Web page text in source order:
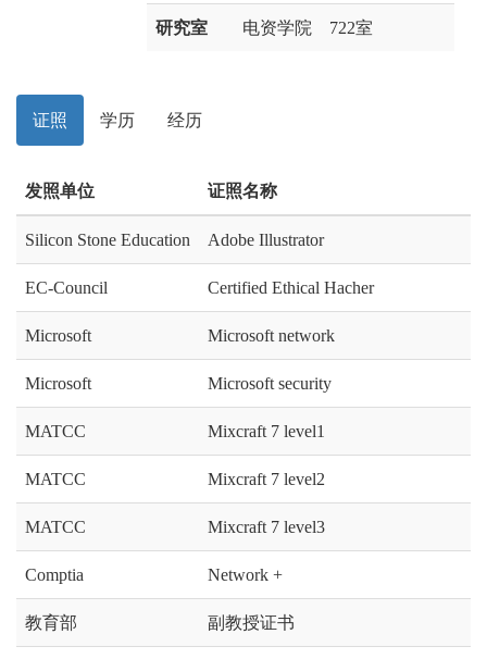
研究室 电资学院 722室
证照 学历 经历
发照单位 证照名称
Silicon Stone Education Adobe Illustrator
EC-Council Certified Ethical Hacher
Microsoft Microsoft network
Microsoft Microsoft security
MATCC Mixcraft 7 level1
MATCC Mixcraft 7 level2
MATCC Mixcraft 7 level3
Comptia Network +
教育部 副教授证书